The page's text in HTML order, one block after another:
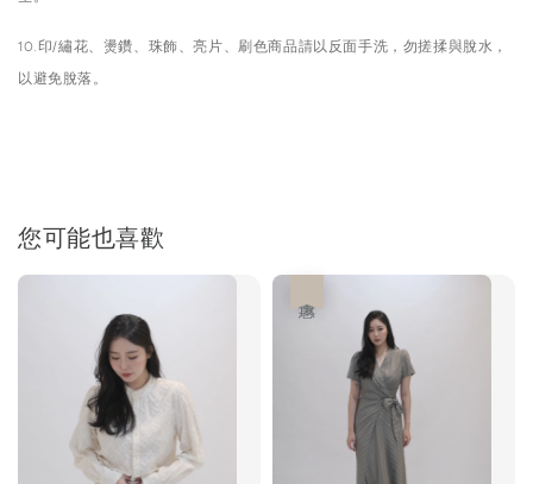
10.印/繡花、燙鑽、珠飾、亮片、刷色商品請以反面手洗，勿搓揉與脫水，
以避免脫落。
您可能也喜歡